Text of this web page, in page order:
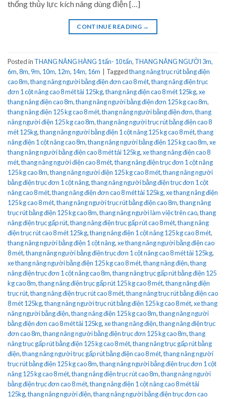
thống thủy lực kích nâng dùng điện […]
CONTINUE READING →
Posted in THANG NÂNG HÀNG 1 tấn- 10 tấn, THANG NÂNG NGƯỜI 3m,
6m, 8m, 9m, 10m, 12m, 14m, 16m
Taggedthang nâng trục rút bằng điện
cao 8m,thang nâng người bằng điện đơn cao 8 mét,thang nâng điện trục
đơn 1 cột nâng cao 8 mét tải 125kg,thang nâng điện cao 8 mét 125kg,xe
thang nâng điện cao 8m,thang nâng người bằng điện đơn 125 kg cao 8m,
thang nâng điện 125 kg cao 8 mét,thang nâng người bằng điện đơn,thang
nâng người điện 125 kg cao 8m,thang nâng người trục rút bằng điện cao 8
mét 125kg,thang nâng người bằng điện 1 cột nâng 125 kg cao 8 mét,thang
nâng điện 1 cột nâng cao 8m,thang nâng người bằng điện 125 kg cao 8m,xe
thang nâng người bằng điện cao 8 mét tải 125kg,xe thang nâng điện cao 8
mét,thang nâng người điện cao 8 mét,thang nâng điện trục đơn 1 cột nâng
125 kg cao 8m,thang nâng người điện 125 kg cao 8 mét,thang nâng người
bằng điện trục đơn 1 cột nâng,thang nâng người bằng điện trục đơn 1 cột
nâng cao 8 mét,thang nâng điện đơn cao 8 mét tải 125kg,xe thang nâng điện
125 kg cao 8 mét,thang nâng người trục rút bằng điện cao 8m,thang nâng
trục rút bằng điện 125 kg cao 8m,thang nâng người làm việc trên cao,thang
nâng điện trục gấp rút,thang nâng điện trục gấp rút cao 8 mét,thang nâng
điện trục rút cao 8 mét 125kg,thang nâng điện 1 cột nâng 125 kg cao 8 mét,
thang nâng người bằng điện 1 cột nâng,xe thang nâng người bằng điện cao
8 mét,thang nâng người bằng điện trục đơn 1 cột nâng cao 8 mét tải 125kg,
xe thang nâng người bằng điện 125 kg cao 8 mét,thang nâng điện,thang
nâng điện trục đơn 1 cột nâng cao 8m,thang nâng trục gấp rút bằng điện 125
kg cao 8m,thang nâng điện trục gấp rút 125 kg cao 8 mét,thang nâng điện
trục rút,thang nâng điện trục rút cao 8 mét,thang nâng trục rút bằng điện cao
8 mét 125kg,thang nâng người trục rút bằng điện 125 kg cao 8 mét,xe thang
nâng người bằng điện,thang nâng điện 125 kg cao 8m,thang nâng người
bằng điện đơn cao 8 mét tải 125kg,xe thang nâng điện,thang nâng điện trục
đơn cao 8m,thang nâng người bằng điện trục đơn 125 kg cao 8m,thang
nâng trục gấp rút bằng điện 125 kg cao 8 mét,thang nâng trục gấp rút bằng
điện,thang nâng người trục gấp rút bằng điện cao 8 mét,thang nâng người
trục rút bằng điện 125 kg cao 8m,thang nâng người bằng điện trục đơn 1 cột
nâng 125 kg cao 8 mét,thang nâng điện trục rút cao 8m,thang nâng người
bằng điện trục đơn cao 8 mét,thang nâng điện 1 cột nâng cao 8 mét tải
125kg,thang nâng người điện,thang nâng người bằng điện trục đơn cao